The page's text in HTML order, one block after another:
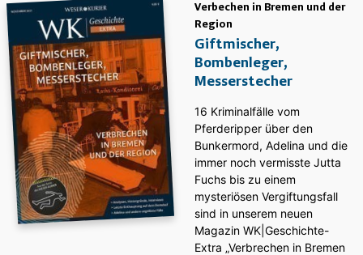
Verbechen in Bremen und der
Region
Giftmischer,
Bombenleger,
Messerstecher
16 Kriminalfälle vom
Pferderipper über den
Bunkermord, Adelina und die
immer noch vermisste Jutta
Fuchs bis zu einem
mysteriösen Vergiftungsfall
sind in unserem neuen
Magazin WK|Geschichte-
Extra „Verbrechen in Bremen